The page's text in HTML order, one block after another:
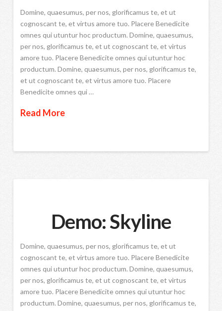
Domine, quaesumus, per nos, glorificamus te, et ut
cognoscant te, et virtus amore tuo. Placere Benedicite
omnes qui utuntur hoc productum. Domine, quaesumus,
per nos, glorificamus te, et ut cognoscant te, et virtus
amore tuo. Placere Benedicite omnes qui utuntur hoc
productum. Domine, quaesumus, per nos, glorificamus te,
et ut cognoscant te, et virtus amore tuo. Placere
Benedicite omnes qui …
Read More
Demo: Skyline
Domine, quaesumus, per nos, glorificamus te, et ut
cognoscant te, et virtus amore tuo. Placere Benedicite
omnes qui utuntur hoc productum. Domine, quaesumus,
per nos, glorificamus te, et ut cognoscant te, et virtus
amore tuo. Placere Benedicite omnes qui utuntur hoc
productum. Domine, quaesumus, per nos, glorificamus te,